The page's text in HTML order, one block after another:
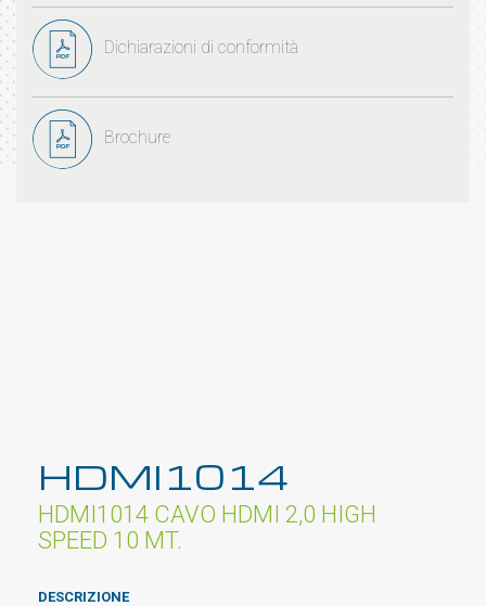
Dichiarazioni di conformità
Brochure
HDMI1014
HDMI1014 CAVO HDMI 2,0 HIGH
SPEED 10 MT.
DESCRIZIONE